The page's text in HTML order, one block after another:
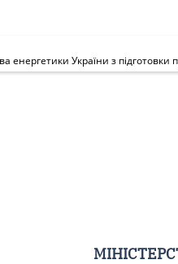
України з підготовки